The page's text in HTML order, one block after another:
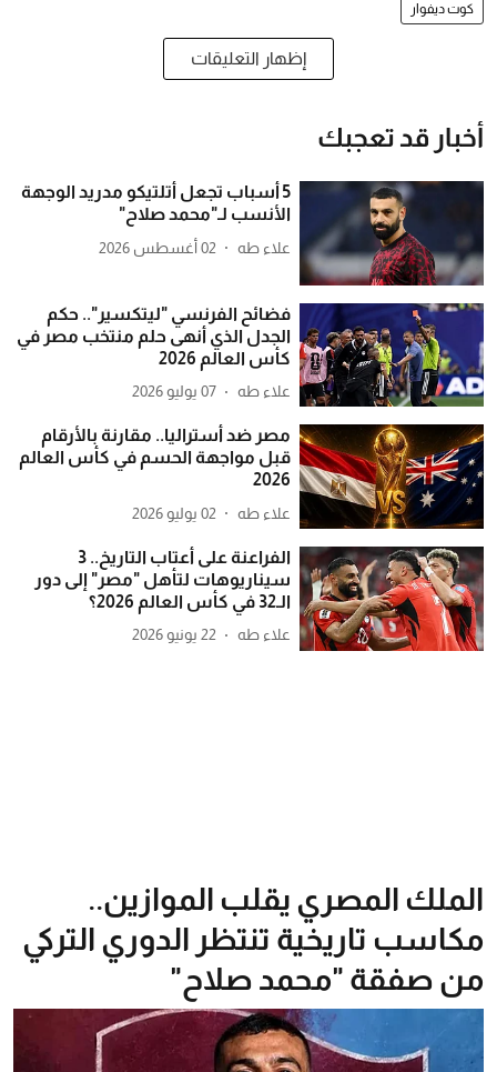
كوت ديفوار
إظهار التعليقات
أخبار قد تعجبك
5 أسباب تجعل أتلتيكو مدريد الوجهة
الأنسب لـ"محمد صلاح"
علاء طه 02 أغسطس 2026
فضائح الفرنسي "ليتكسير".. حكم
الجدل الذي أنهى حلم منتخب مصر في
كأس العالم 2026
علاء طه 07 يوليو 2026
مصر ضد أستراليا.. مقارنة بالأرقام
قبل مواجهة الحسم في كأس العالم
2026
علاء طه 02 يوليو 2026
الفراعنة على أعتاب التاريخ.. 3
سيناريوهات لتأهل "مصر" إلى دور
الـ32 في كأس العالم 2026؟
علاء طه 22 يونيو 2026
الملك المصري يقلب الموازين..
مكاسب تاريخية تنتظر الدوري التركي
من صفقة "محمد صلاح"